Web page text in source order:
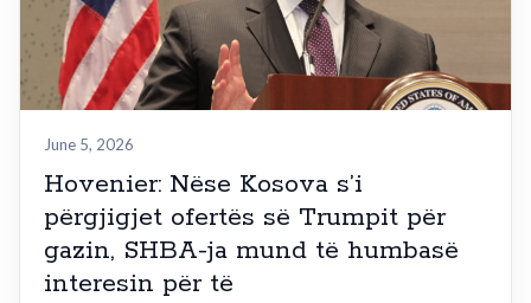
June 5, 2026
Hovenier: Nëse Kosova s’i
përgjigjet ofertës së Trumpit për
gazin, SHBA-ja mund të humbasë
interesin për të